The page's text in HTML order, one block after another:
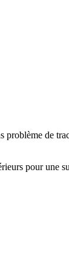
problème de
pour une